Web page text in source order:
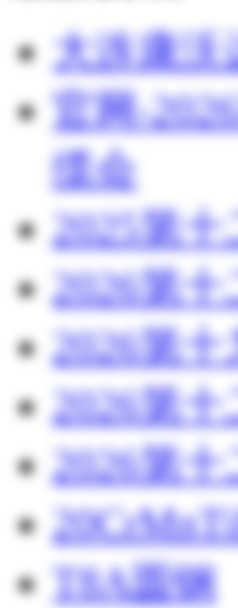
大连康沃
官网-
缆会
2025第
2026第
2026第
2026第
2026第
T8A圆钢